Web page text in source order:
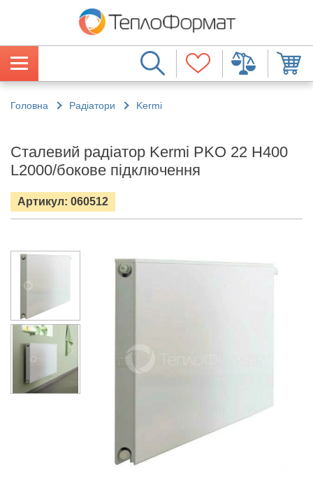
Головна Радіатори Kermi
Сталевий радіатор Kermi PKO 22 H400
L2000/бокове підключення
Артикул: 060512